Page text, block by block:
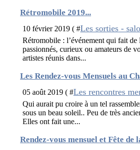
Rétromobile 2019...
10 février 2019 ( #Les sorties -
Rétromobile : l’événement qui fait
passionnés, curieux ou amateurs de
artistes réunis dans...
Les Rendez-vous Mensuels au
05 août 2019 ( #Les rencontres
Qui aurait pu croire à un tel
sous un beau soleil.. Peu de très
Elles ont fait une...
Rendez-vous mensuel et Fête de